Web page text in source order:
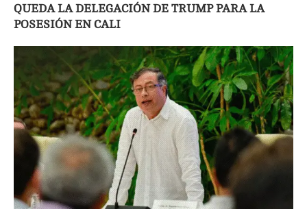
QUEDA LA DELEGACIÓN DE TRUMP PARA LA
POSESIÓN EN CALI